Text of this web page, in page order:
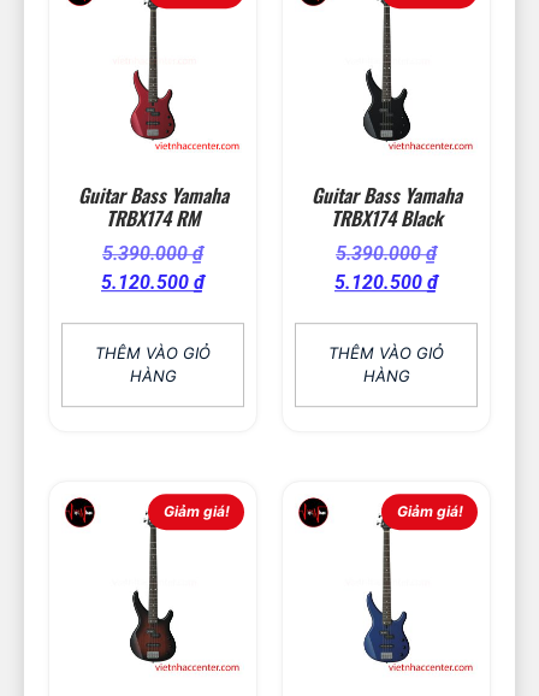
Guitar Bass Yamaha
TRBX174 RM
5.390.000₫
5.120.500 ₫
THÊM VÀO GIỎ
HÀNG
Guitar Bass Yamaha
TRBX174 Black
5.390.000₫
5.120.500 ₫
THÊM VÀO GIỎ
HÀNG
Giảm giá! Giảm giá!